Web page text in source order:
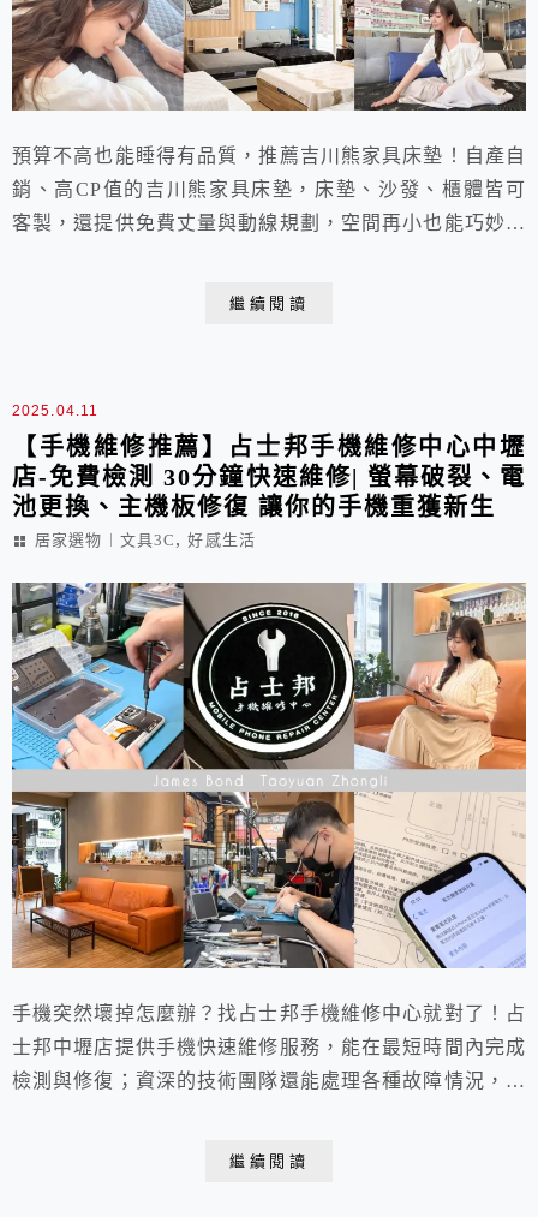
預算不高也能睡得有品質，推薦吉川熊家具床墊！自產自
銷、高CP值的吉川熊家具床墊，床墊、沙發、櫃體皆可
客製，還提供免費丈量與動線規劃，空間再小也能巧妙運
繼續閱讀
2025.04.11
【手機維修推薦】占士邦手機維修中心中壢
店-免費檢測 30分鐘快速維修| 螢幕破裂、電
池更換、主機板修復 讓你的手機重獲新生
居家選物︱文具3C ,好感生活
手機突然壞掉怎麼辦？找占士邦手機維修中心就對了！占
士邦中壢店提供手機快速維修服務，能在最短時間內完成
檢測與修復；資深的技術團隊還能處理各種故障情況，高
繼續閱讀